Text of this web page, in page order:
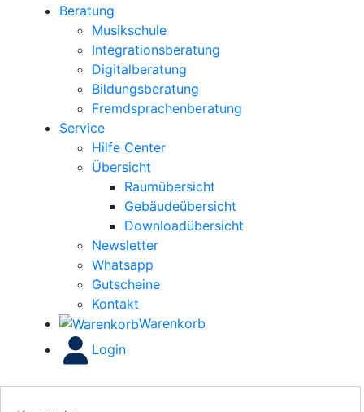
Beratung
Musikschule
Integrationsberatung
Digitalberatung
Bildungsberatung
Fremdsprachenberatung
Service
Hilfe Center
Übersicht
Raumübersicht
Gebäudeübersicht
Downloadübersicht
Newsletter
Whatsapp
Gutscheine
Kontakt
Warenkorb
Login